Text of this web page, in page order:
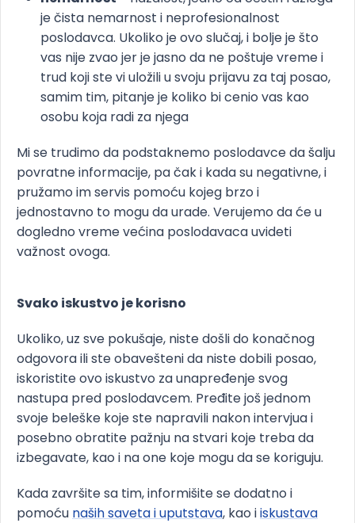
je čista nemarnost i neprofesionalnost
poslodavca. Ukoliko je ovo slučaj, i bolje je što
vas nije zvao jer je jasno da ne poštuje vreme i
trud koji ste vi uložili u svoju prijavu za taj posao,
samim tim, pitanje je koliko bi cenio vas kao
osobu koja radi za njega
Mi se trudimo da podstaknemo poslodavce da šalju
povratne informacije, pa čak i kada su negativne, i
pružamo im servis pomoću kojeg brzo i
jednostavno to mogu da urade. Verujemo da će u
dogledno vreme većina poslodavaca uvideti
važnost ovoga.
Svako iskustvo je korisno
Ukoliko, uz sve pokušaje, niste došli do konačnog
odgovora ili ste obavešteni da niste dobili posao,
iskoristite ovo iskustvo za unapređenje svog
nastupa pred poslodavcem. Pređite još jednom
svoje beleške koje ste napravili nakon intervjua i
posebno obratite pažnju na stvari koje treba da
izbegavate, kao i na one koje mogu da se koriguju.
Kada završite sa tim, informišite se dodatno i
pomoću naših saveta i uputstava, kao iiskustava